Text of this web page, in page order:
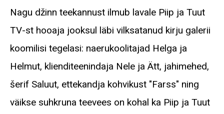
Nagu džinn teekannust ilmub lavale Piip ja Tuut
TV-st hooaja jooksul läbi vilksatanud kirju galerii
koomilisi tegelasi: naerukoolitajad Helga ja
Helmut, klienditeenindaja Nele ja Ätt, jahimehed,
šerif Saluut, ettekandja kohvikust "Farss" ning
väikse suhkruna teevees on kohal ka Piip ja Tuut